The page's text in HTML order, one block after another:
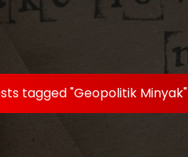
tagged "Geopolitik Minyak"